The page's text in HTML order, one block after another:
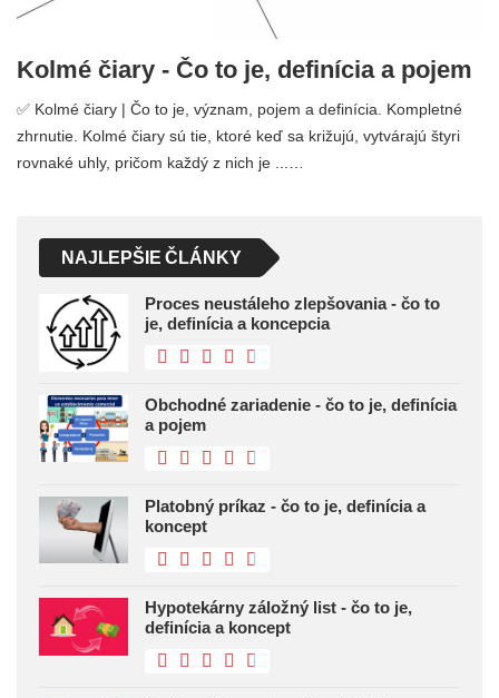
Kolmé čiary - Čo to je, definícia a pojem
✅ Kolmé čiary | Čo to je, význam, pojem a definícia. Kompletné
zhrnutie. Kolmé čiary sú tie, ktoré keď sa križujú, vytvárajú štyri
rovnaké uhly, pričom každý z nich je ...…
NAJLEPŠIE ČLÁNKY
Proces neustáleho zlepšovania - čo to
je, definícia a koncepcia
Obchodné zariadenie - čo to je, definícia
a pojem
Platobný príkaz - čo to je, definícia a
koncept
Hypotekárny záložný list - čo to je,
definícia a koncept